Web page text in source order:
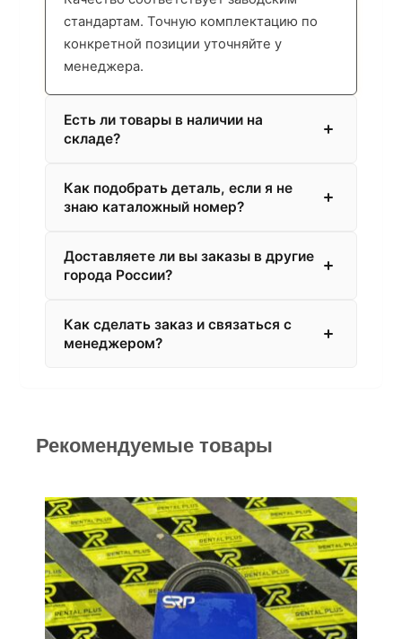
стандартам. Точную комплектацию по
конкретной позиции уточняйте у
менеджера.
Есть ли товары в наличии на
складе?
Как подобрать деталь, если я не
знаю каталожный номер?
Доставляете ли вы заказы в другие
города России?
Как сделать заказ и связаться с
менеджером?
Рекомендуемые товары